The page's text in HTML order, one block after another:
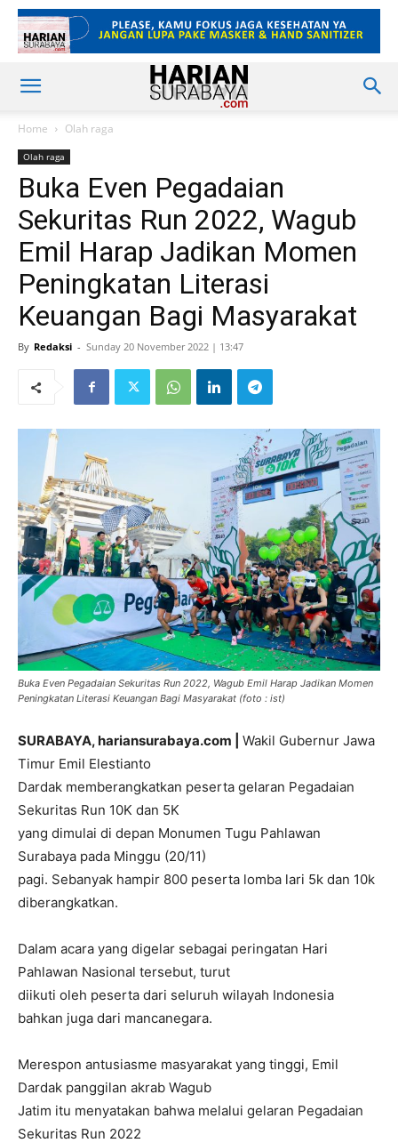
Home Olah raga
Olah raga
Buka Even Pegadaian
Sekuritas Run 2022, Wagub
Emil Harap Jadikan Momen
Peningkatan Literasi
Keuangan Bagi Masyarakat
By Redaksi - Sunday 20 November 2022 | 13:47
Buka Even Pegadaian Sekuritas Run 2022, Wagub Emil Harap Jadikan Momen
Peningkatan Literasi Keuangan Bagi Masyarakat (foto : ist)
SURABAYA, hariansurabaya.com
Wakil Gubernur Jawa
Timur Emil Elestianto
Dardak memberangkatkan peserta gelaran Pegadaian
Sekuritas Run 10K dan 5K
yang dimulai di depan Monumen Tugu Pahlawan
Surabaya pada Minggu (20/11)
pagi. Sebanyak hampir 800 peserta lomba lari 5k dan 10k
diberangkatkan.
Dalam acara yang digelar sebagai peringatan Hari
Pahlawan Nasional tersebut, turut
diikuti oleh peserta dari seluruh wilayah Indonesia
bahkan juga dari mancanegara.
Merespon antusiasme masyarakat yang tinggi, Emil
Dardak panggilan akrab Wagub
Jatim itu menyatakan bahwa melalui gelaran Pegadaian
Sekuritas Run 2022